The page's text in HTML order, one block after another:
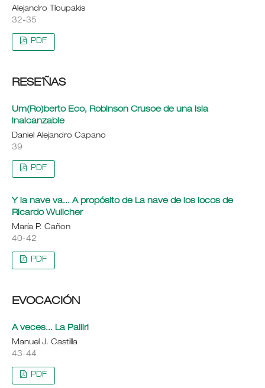
Alejandro Tloupakis
32-35
PDF
RESE´ÑAS
Um(Ro)berto Eco, Robinson Crusoe de una isla
inalcanzable
Daniel Alejandro Capano
39
PDF
Y la nave va... A propósito de La nave de los locos de
Ricardo Wulicher
María P. Cañon
40-42
PDF
EVOCACIÓN
A veces... La Palliri
Manuel J. Castilla
43-44
PDF